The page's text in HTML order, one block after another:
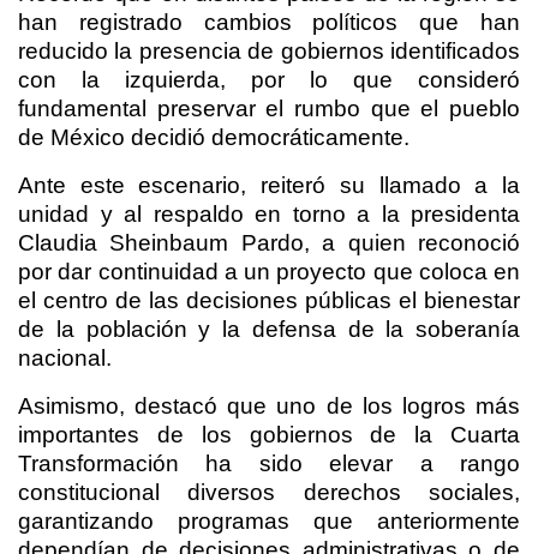
han registrado cambios políticos que han
reducido la presencia de gobiernos identificados
con la izquierda, por lo que consideró
fundamental preservar el rumbo que el pueblo
de México decidió democráticamente.
Ante este escenario, reiteró su llamado a la
unidad y al respaldo en torno a la presidenta
Claudia Sheinbaum Pardo, a quien reconoció
por dar continuidad a un proyecto que coloca en
el centro de las decisiones públicas el bienestar
de la población y la defensa de la soberanía
nacional.
Asimismo, destacó que uno de los logros más
importantes de los gobiernos de la Cuarta
Transformación ha sido elevar a rango
constitucional diversos derechos sociales,
garantizando programas que anteriormente